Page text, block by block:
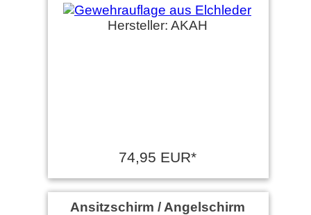
Hersteller: AKAH
74,95 EUR*
Ansitzschirm / Angelschirm